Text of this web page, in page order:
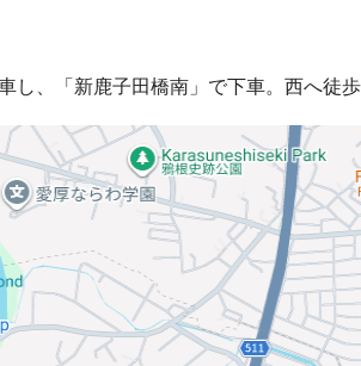
し、「新鹿子田橋南」で下車。西へ徒